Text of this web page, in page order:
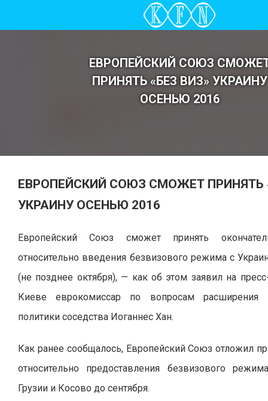
ЕВРОПЕЙСКИЙ СОЮЗ
ПРИНЯТЬ «БЕЗ ВИЗ» УКРАИНУ
ОСЕНЬЮ 2016
ЕВРОПЕЙСКИЙ СОЮЗ СМОЖЕТ ПРИНЯТЬ
УКРАИНУ ОСЕНЬЮ 2016
Европейский Союз сможет принять
относительно введения безвизового режима с
(не позднее октября), — как об этом заявил на
Киеве еврокомиссар по вопросам расширения
политики соседства Иоганнес Хан.
Как ранее сообщалось, Европейский Союз отложил
относительно предоставления безвизового
Грузии и Косово до сентября.